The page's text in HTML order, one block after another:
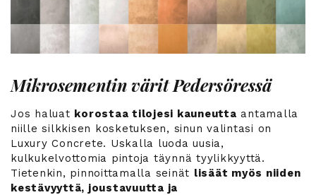
Mikrosementin värit Pedersöressä
Jos haluat korostaa tilojesi kauneutta antamalla
niille silkkisen kosketuksen, sinun valintasi on
Luxury Concrete. Uskalla luoda uusia,
kulkukelvottomia pintoja täynnä tyylikkyyttä.
Tietenkin, pinnoittamalla seinät lisäät myös niiden
kestävyyttä, joustavuutta ja